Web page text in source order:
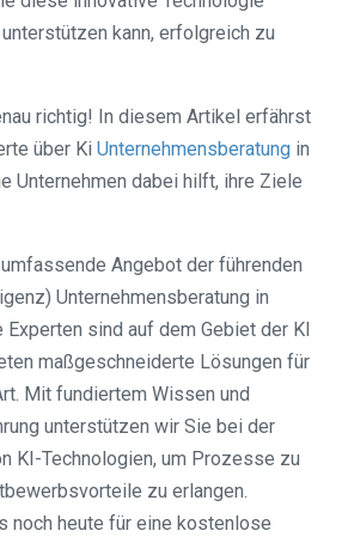
kann, erfolgreich zu
richtig! In diesem Artikel erfährst
über Ki Unternehmensberatung in
Unternehmen dabei hilft, ihre Ziele
Angebot der führenden
Unternehmensberatung in
Experten sind auf dem Gebiet der KI
maßgeschneiderte Lösungen für
Mit fundiertem Wissen und
unterstützen wir Sie bei der
KI-Technologien, um Prozesse zu
zu erlangen.
noch heute für eine kostenlose